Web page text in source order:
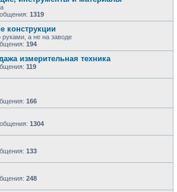
1319
конструкции
руками, а не на заводе
194
измерительная техника
119
166
1304
133
248